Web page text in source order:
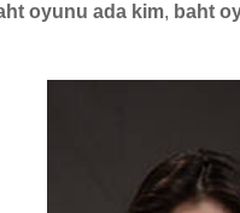
oyunu ada kim, baht